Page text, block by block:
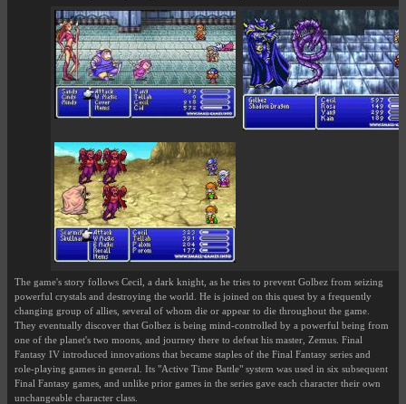
The game's story follows Cecil, a dark knight, as he tries to prevent Golbez from seizing
powerful crystals and destroying the world. He is joined on this quest by a frequently
changing group of allies, several of whom die or appear to die throughout the game.
They eventually discover that Golbez is being mind-controlled by a powerful being from
one of the planet's two moons, and journey there to defeat his master, Zemus. Final
Fantasy IV introduced innovations that became staples of the Final Fantasy series and
role-playing games in general. Its "Active Time Battle" system was used in six subsequent
Final Fantasy games, and unlike prior games in the series gave each character their own
unchangeable character class.